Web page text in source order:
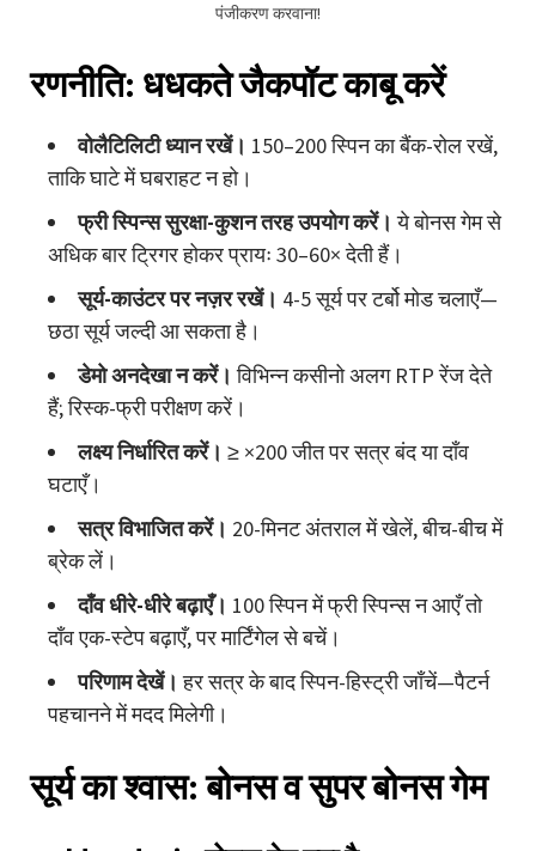
पंजीकरण करवाना!
रणनीति: धधकते जैकपॉट काबू करें
वोलैटिलिटी ध्यान रखें। 150–200 स्पिन का बैंक-रोल रखें,
ताकि घाटे में घबराहट न हो।
फ्री स्पिन्स सुरक्षा-कुशन तरह उपयोग करें। ये बोनस गेम से
अधिक बार ट्रिगर होकर प्रायः 30–60× देती हैं।
सूर्य-काउंटर पर नज़र रखें। 4-5 सूर्य पर टर्बो मोड चलाएँ—
छठा सूर्य जल्दी आ सकता है।
डेमो अनदेखा न करें। विभिन्न कसीनो अलग RTP रेंज देते
हैं; रिस्क-फ्री परीक्षण करें।
लक्ष्य निर्धारित करें। ≥ ×200 जीत पर सत्र बंद या दाँव
घटाएँ।
सत्र विभाजित करें। 20-मिनट अंतराल में खेलें, बीच-बीच में
ब्रेक लें।
दाँव धीरे-धीरे बढ़ाएँ। 100 स्पिन में फ्री स्पिन्स न आएँ तो
दाँव एक-स्टेप बढ़ाएँ, पर मार्टिंगेल से बचें।
परिणाम देखें। हर सत्र के बाद स्पिन-हिस्ट्री जाँचें—पैटर्न
पहचानने में मदद मिलेगी।
सूर्य का श्वास: बोनस व सुपर बोनस गेम